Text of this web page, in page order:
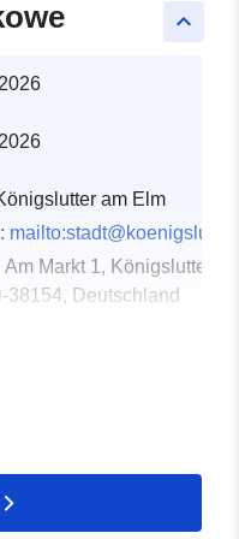
keyboard_arrow_up
am Elm
Am Markt 1, Königslutter
38154, Deutschland
dane.europa.eu:
2026